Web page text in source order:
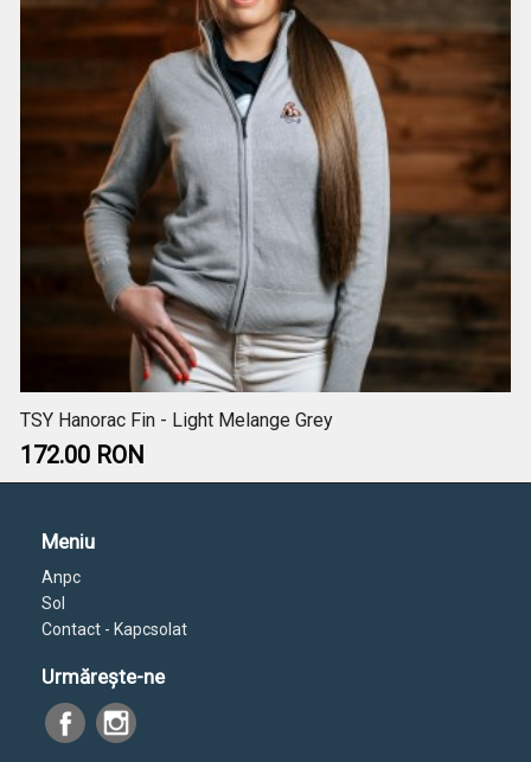
TSY Hanorac Fin - Light Melange Grey
172.00 RON
Meniu
Anpc
Sol
Contact - Kapcsolat
Urmăreşte-ne